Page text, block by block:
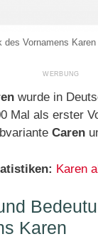
des Vornamens Karen
wurde in
Mal als erster
Caren
Karen
Karen